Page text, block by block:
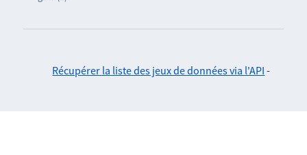
Récupérer la liste des jeux de données via l'API -